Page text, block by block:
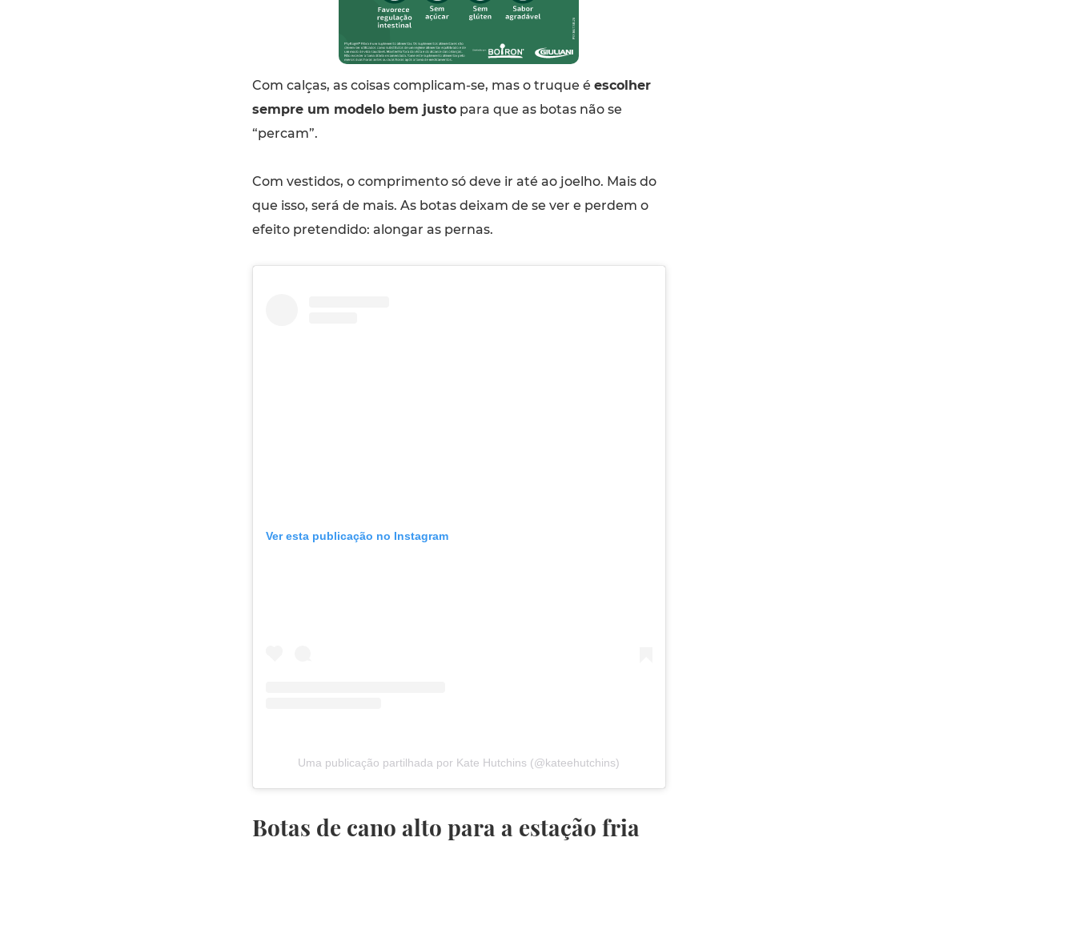
Com calças, as coisas complicam-se, mas o truque é escolher
sempre um modelo bem justopara que as botas não se
“percam”.
Com vestidos, o comprimento só deve ir até ao joelho. Mais do
que isso, será de mais. As botas deixam de se ver e perdem o
efeito pretendido: alongar as pernas.
Ver esta publicação no Instagram
Uma publicação partilhada por Kate Hutchins (@kateehutchins)
Botas de cano alto para a estação fria